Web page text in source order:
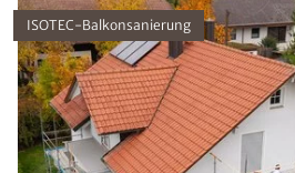
ISOTEC-Balkonsanierung